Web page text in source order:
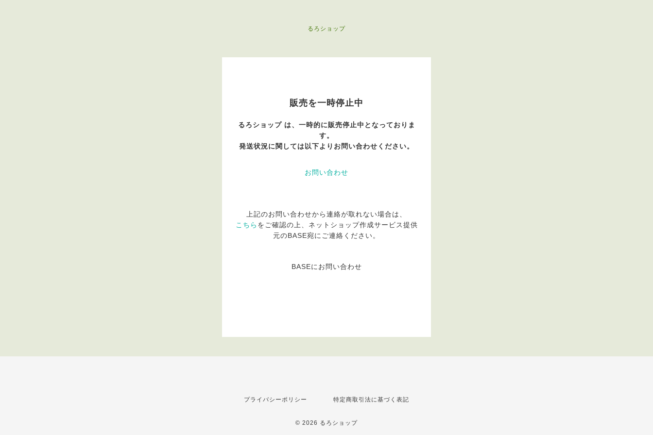
るろショップ
販売を一時停止中
るろショップ は、一時的に販売停止中となっておりま
す。
発送状況に関しては以下よりお問い合わせください。
お問い合わせ
上記のお問い合わせから連絡が取れない場合は、
こちら をご確認の上、ネットショップ作成サービス提供
元のBASE宛にご連絡ください。
BASEにお問い合わせ
プライバシーポリシー 特定商取引法に基づく表記
© 2026 るろショップ